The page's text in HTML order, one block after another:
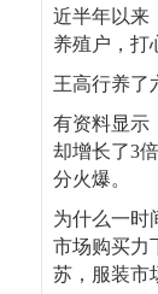
近半年以来
养殖户，打
王高行养了
有资料显示
却增长了3
分火爆。
为什么一时
市场购买力
苏，服装市